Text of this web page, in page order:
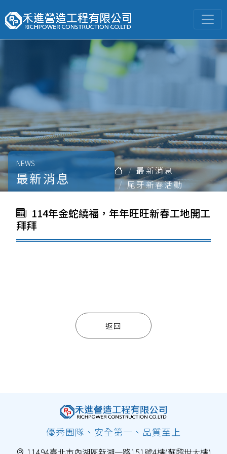
NEWS
最新消息
最新消息
尾牙新春活動
114年金蛇繞福，年年旺旺新春工地開工
拜拜
返回
優秀團隊、安全第一、品質至上